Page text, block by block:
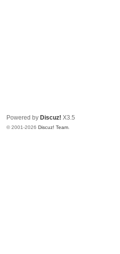
Powered by Discuz! X3.5
© 2001-2026Discuz! Team